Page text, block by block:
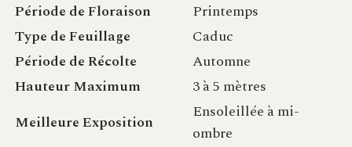
Période de Floraison
Printemps
Type de Feuillage
Caduc
Période de Récolte
Automne
Hauteur Maximum
3 à 5 mètres
Meilleure Exposition
Ensoleillée à mi-
ombre